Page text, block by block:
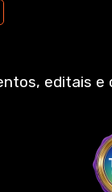
editais e